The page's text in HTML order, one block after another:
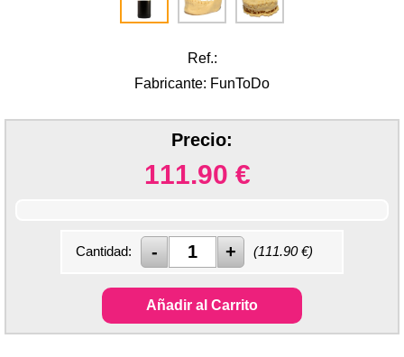
Ref.:
Fabricante: FunToDo
Precio:
111.90 €
Cantidad: (111.90€)
Añadir al Carrito